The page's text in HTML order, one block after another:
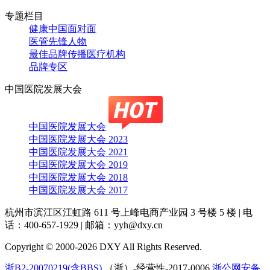
专题栏目
健康中国面对面
医管先锋人物
最佳品牌传播医疗机构
品牌专区
中国医院发展大会
中国医院发展大会
中国医院发展大会 2023
中国医院发展大会 2021
中国医院发展大会 2019
中国医院发展大会 2018
中国医院发展大会 2017
杭州市滨江区江虹路 611 号上峰电商产业园 3 号楼 5 楼 | 电
话：400-657-1929 | 邮箱：yyh@dxy.cn
Copyright © 2000-2026 DXY All Rights Reserved.